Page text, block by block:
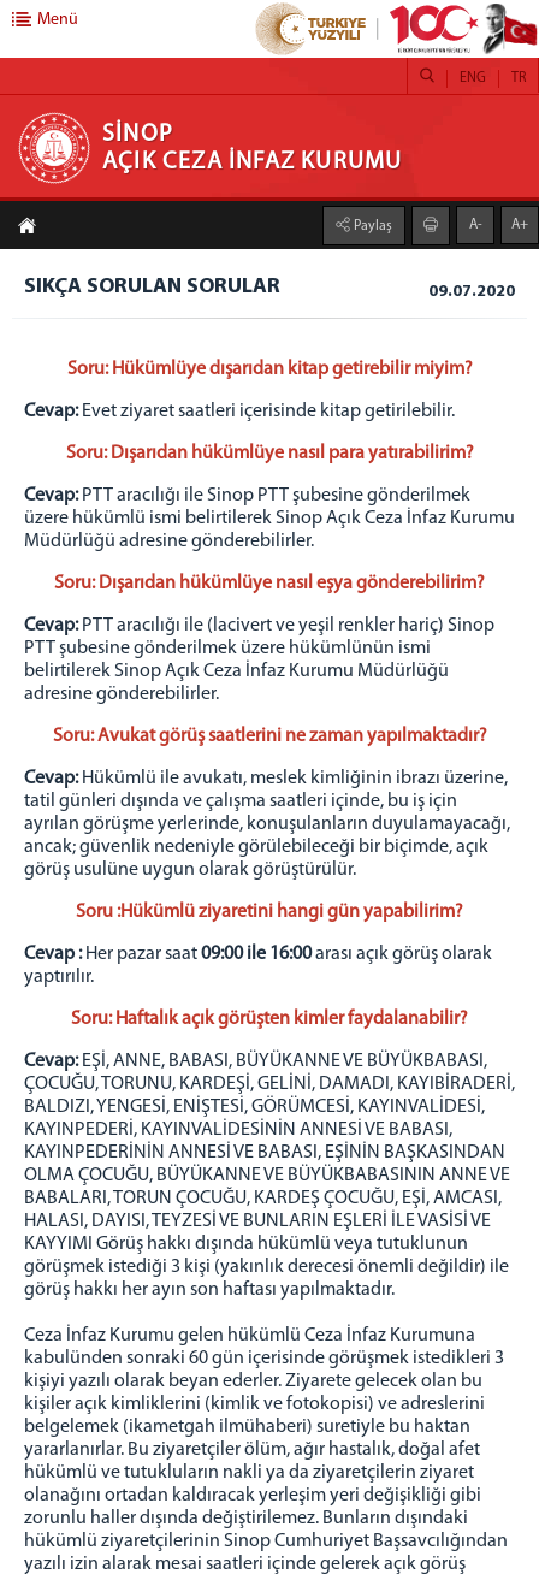
SİNOP AÇIK CEZA İNFAZ KURUMU
Anasayfa
Adliyemiz
Yönetim
CEZAEVİ SAVCISI
Galeri
Birimlerimiz
Güvenlik ve Gözetim Servisi
Eğitim Öğretim Servisi
Psiko Sosyal Servisi
Sağlık Servisi
İnfaz Birimi
Genel Bütçe Birimi
Mektup Okuma Komisyonu
İletişim
Menü
SİNOP
AÇIK CEZA İNFAZ KURUMU
TR
ENG
Paylaş A- A+
SIKÇA SORULAN SORULAR 09.07.2020
Soru: Hükümlüye dışarıdan kitap getirebilir miyim?
Cevap:Evet ziyaret saatleri içerisinde kitap getirilebilir.
Soru: Dışarıdan hükümlüye nasıl para yatırabilirim?
Cevap:PTT aracılığı ile Sinop PTT şubesine gönderilmek
üzere hükümlü ismi belirtilerek Sinop Açık Ceza İnfaz Kurumu
Müdürlüğü adresine gönderebilirler.
Soru: Dışarıdan hükümlüye nasıl eşya gönderebilirim?
Cevap:PTT aracılığı ile (lacivert ve yeşil renkler hariç) Sinop
PTT şubesine gönderilmek üzere hükümlünün ismi
belirtilerek Sinop Açık Ceza İnfaz Kurumu Müdürlüğü
adresine gönderebilirler.
Soru: Avukat görüş saatlerini ne zaman yapılmaktadır?
Cevap: Hükümlü ile avukatı, meslek kimliğinin ibrazı üzerine,
tatil günleri dışında ve çalışma saatleri içinde, bu iş için
ayrılan görüşme yerlerinde, konuşulanların duyulamayacağı,
ancak; güvenlik nedeniyle görülebileceği bir biçimde, açık
görüş usulüne uygun olarak görüştürülür.
Soru :Hükümlü ziyaretini hangi gün yapabilirim?
Cevap :Her pazar saat09:00 ile 16:00arası açık görüş olarak
yaptırılır.
Soru: Haftalık açık görüşten kimler faydalanabilir?
Cevap:EŞİ, ANNE, BABASI, BÜYÜKANNE VE BÜYÜKBABASI,
ÇOCUĞU, TORUNU, KARDEŞİ, GELİNİ, DAMADI, KAYIBİRADERİ,
BALDIZI, YENGESİ, ENİŞTESİ, GÖRÜMCESİ, KAYINVALİDESİ,
KAYINPEDERİ, KAYINVALİDESİNİN ANNESİ VE BABASI,
KAYINPEDERİNİN ANNESİ VE BABASI, EŞİNİN BAŞKASINDAN
OLMA ÇOCUĞU, BÜYÜKANNE VE BÜYÜKBABASININ ANNE VE
BABALARI, TORUN ÇOCUĞU, KARDEŞ ÇOCUĞU, EŞİ, AMCASI,
HALASI, DAYISI, TEYZESİ VE BUNLARIN EŞLERİ İLE VASİSİ VE
KAYYIMI Görüş hakkı dışında hükümlü veya tutuklunun
görüşmek istediği 3 kişi (yakınlık derecesi önemli değildir) ile
görüş hakkı her ayın son haftası yapılmaktadır.
Ceza İnfaz Kurumu gelen hükümlü Ceza İnfaz Kurumuna
kabulünden sonraki 60 gün içerisinde görüşmek istedikleri 3
kişiyi yazılı olarak beyan ederler. Ziyarete gelecek olan bu
kişiler açık kimliklerini (kimlik ve fotokopisi) ve adreslerini
belgelemek (ikametgah ilmühaberi) suretiyle bu haktan
yararlanırlar. Bu ziyaretçiler ölüm, ağır hastalık, doğal afet
hükümlü ve tutukluların nakli ya da ziyaretçilerin ziyaret
olanağını ortadan kaldıracak yerleşim yeri değişikliği gibi
zorunlu haller dışında değiştirilemez. Bunların dışındaki
hükümlü ziyaretçilerinin Sinop Cumhuriyet Başsavcılığından
yazılı izin alarak mesai saatleri içinde gelerek açık görüş